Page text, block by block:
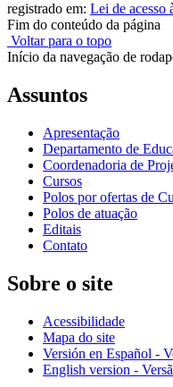
registrado em: Lei de acesso
Fim do conteúdo da página
Voltar para o topo
Início da navegação de
Assuntos
Apresentação
Departamento de
Coordenadoria de
Cursos
Polos por ofertas de
Polos de atuação
Editais
Contato
Sobre o site
Acessibilidade
Mapa do site
Versión en Español -
English version -